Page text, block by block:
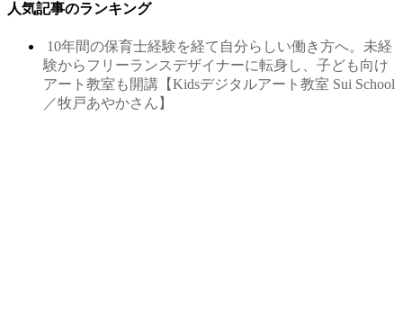
人気記事のランキング
10年間の保育士経験を経て自分らしい働き方へ。未経
験からフリーランスデザイナーに転身し、子ども向け
アート教室も開講【Kidsデジタルアート教室 Sui School
／牧戸あやかさん】